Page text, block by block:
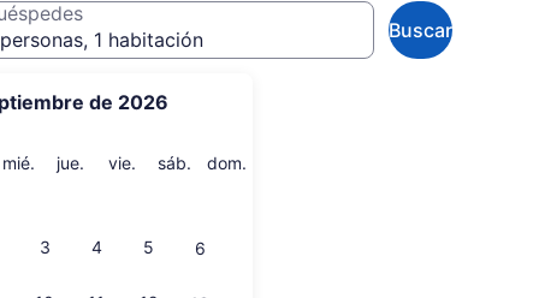
de 2026
mié. miércoles
jue. jueves
vie. viernes
sáb. sábado
dom.
3 4 5 6
1 habitación
Buscar